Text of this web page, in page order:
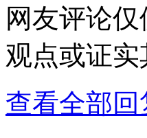
网友评论
观点或证实
查看全部回